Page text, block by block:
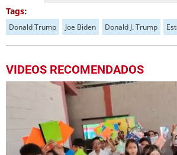
Tags:
Donald Trump Joe Biden Donald J. Trump
VIDEOS RECOMENDADOS